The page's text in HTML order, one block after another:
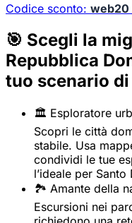
Codice sconto: web20
🎯 Scegli la
Repubblica
tuo scenario
🏛️ Esploratore
Scopri le città
stabile. Usa
condividi le tue
l’ideale per
🏞️ Amante della
Escursioni nei